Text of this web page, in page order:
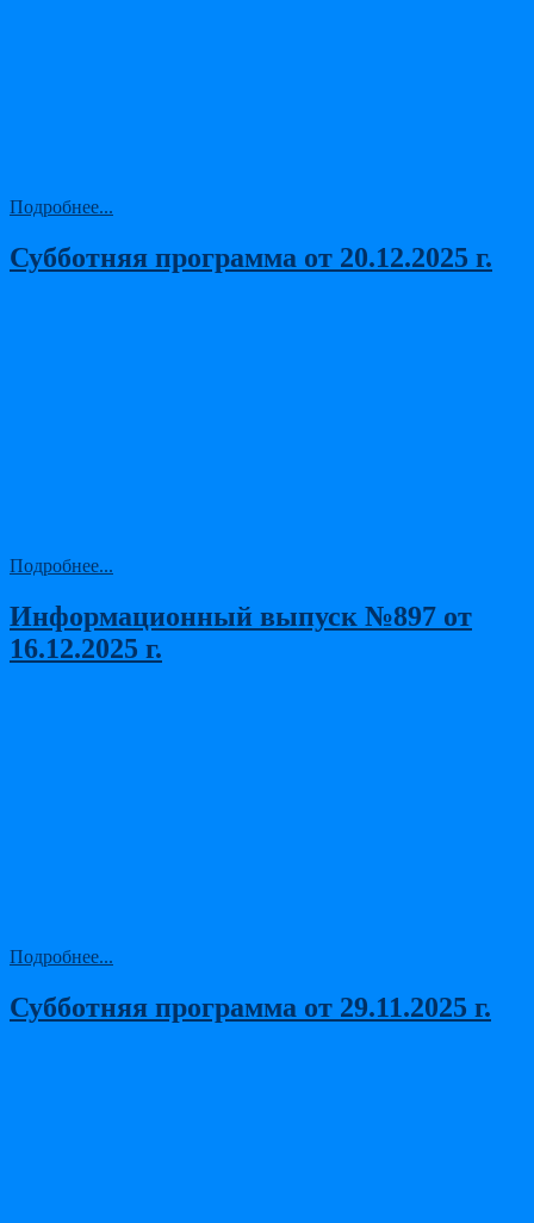
Подробнее...
Субботняя программа от 20.12.2025 г.
Подробнее...
Информационный выпуск №897 от
16.12.2025 г.
Подробнее...
Субботняя программа от 29.11.2025 г.